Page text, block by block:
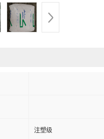
注塑级